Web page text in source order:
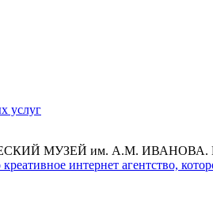
услуг
МУЗЕЙ им. А.М. ИВАНОВА.